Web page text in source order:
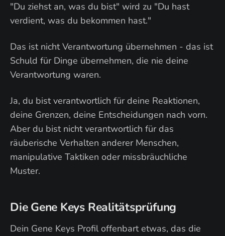
"Du ziehst an, was du bist" wird zu "Du hast
verdient, was du bekommen hast."
Das ist nicht Verantwortung übernehmen - das ist
Schuld für Dinge übernehmen, die nie deine
Verantwortung waren.
Ja, du bist verantwortlich für deine Reaktionen,
deine Grenzen, deine Entscheidungen nach vorn.
Aber du bist nicht verantwortlich für das
räuberische Verhalten anderer Menschen,
manipulative Taktiken oder missbräuchliche
Muster.
Die Gene Keys Realitätsprüfung
Dein Gene Keys Profil offenbart etwas, das die